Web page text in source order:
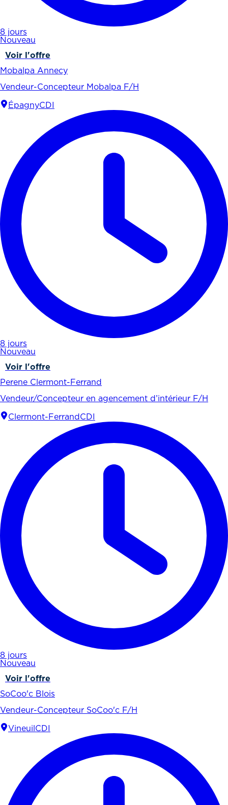
8 jours
Nouveau
Voir l'offre
Mobalpa Annecy
Vendeur-Concepteur Mobalpa F/H
ÉpagnyCDI
8 jours
Nouveau
Voir l'offre
Perene Clermont-Ferrand
Vendeur/Concepteur en agencement d’intérieur F/H
Clermont-Ferrand CDI
8 jours
Nouveau
Voir l'offre
SoCoo'c Blois
Vendeur-Concepteur SoCoo'c F/H
Vineuil CDI